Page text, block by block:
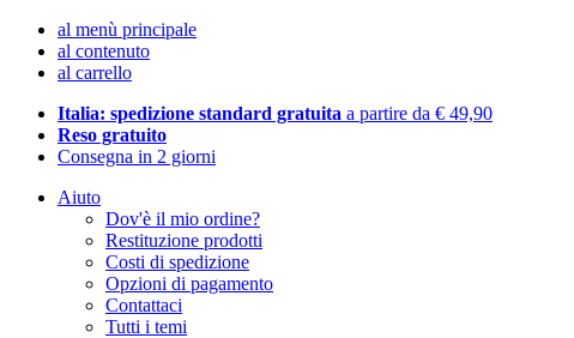
al menù principale
al contenuto
al carrello
Italia: spedizione standard gratuita a partire da € 49,90
Reso gratuito
Consegna in 2 giorni
Aiuto
Dov'è il mio ordine?
Restituzione prodotti
Costi di spedizione
Opzioni di pagamento
Contattaci
Tutti i temi